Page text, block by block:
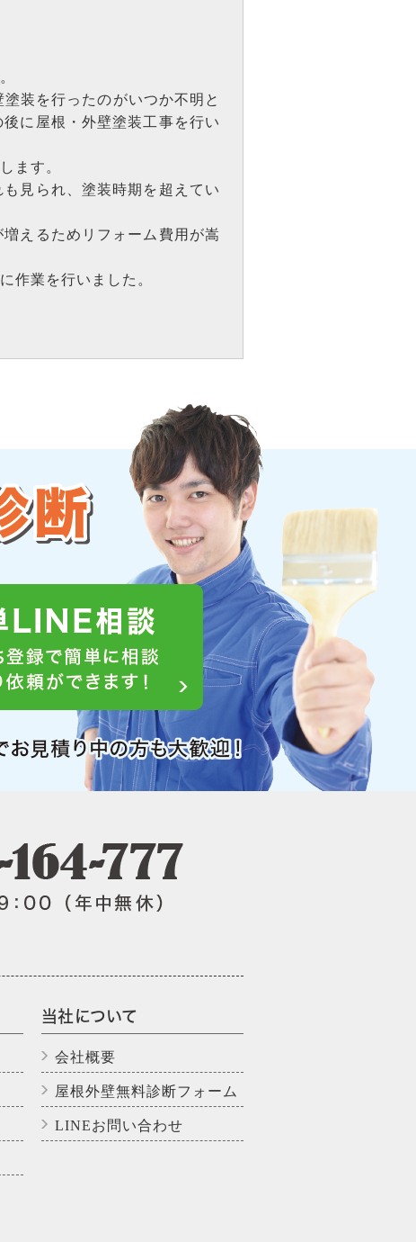
装を行ったのがいつか不明と
に屋根・外壁塗装工事を行い
ます。
見られ、塗装時期を超えてい
えるためリフォーム費用が嵩
作業を行いました。
当社について
会社概要
屋根外壁無料診断フォーム
LINEお問い合わせ